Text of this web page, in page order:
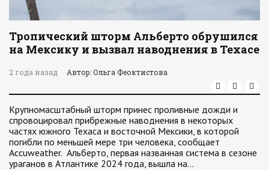
Тропический шторм Альберто обрушился
на Мексику и вызвал наводнения в Техасе
2 года назад Автор: Ольга Феоктистова
Крупномасштабный шторм принес проливные дожди и
спровоцировал прибрежные наводнения в некоторых
частях южного Техаса и восточной Мексики, в которой
погибли по меньшей мере три человека, сообщает
Accuweather. Альберто, первая названная система в сезоне
ураганов в Атлантике 2024 года, вышла на…